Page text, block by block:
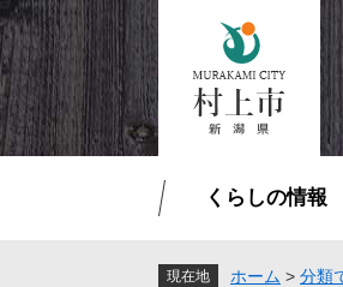
ペ
ー
ジ
の
先
頭
メ
ニ
ュ
ー
を
飛
くらしの情報
現在地 ホーム > 分類